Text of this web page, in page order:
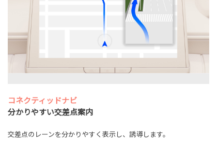
コネクティッドナビ
分かりやすい交差点案内
交差点のレーンを分かりやすく表示し、誘導します。